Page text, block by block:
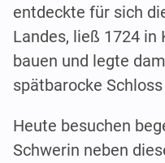
entdeckte für sich
Landes, ließ 1724 in
bauen und legte
spätbarocke
Heute besuchen
Schwerin neben